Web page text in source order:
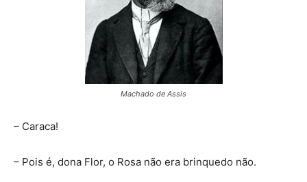
Machado de Assis
– Caraca!
– Pois é, dona Flor, o Rosa não era brinquedo não.